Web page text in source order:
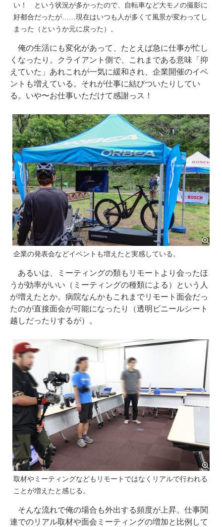
い！ という状況が多かったので、自転車など大モノの撮影に
好都合だったが……現在はいつも人が多くて風景が変わってし
まった（というか元に戻った）。
俺の生活にも変化があって、たとえば急に仕事が忙し
くなったり。クライアント側で、これまである意味「抑
えていた」あれこれが一気に緩和され、企業開催のイベ
ントも増えている。それが仕事に結びついたりしてい
る。いや〜お仕事いただけて感謝っス！
企業の発表会などイベントも増えたと実感している。
あるいは、ミーティングの類もリモートより会ったほ
うが効率がいい（ミーティングの種類による）という人
が増えたとか。病院なんかもこれまでリモート面会だっ
たのが直接面会が可能になったり（透明ビニールシート
越しだったりするが）。
取材やミーティングなどもリモートではなくリアルで行われる
ことが増えたと感じる。
そんな流れで俺の場合も外出する頻度が上昇。仕事関
連でのリアル取材や面会ミーティングの増加と比例して